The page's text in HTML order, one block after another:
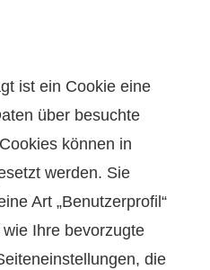
ist ein Cookie eine
über besuchte
können in
werden. Sie
Art „Benutzerprofil“
Ihre bevorzugte
die